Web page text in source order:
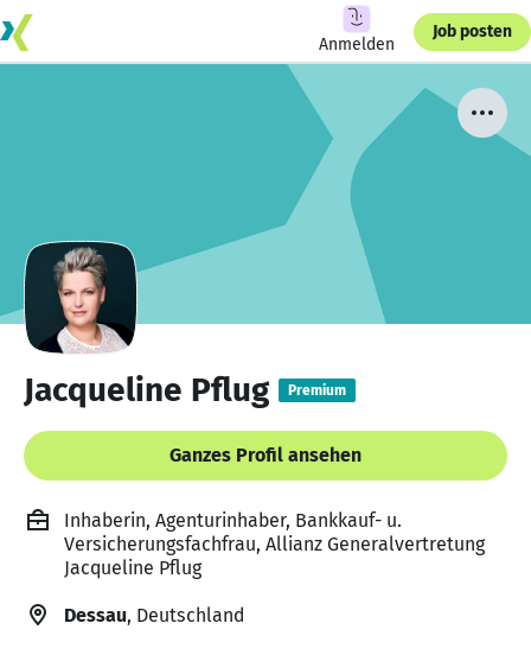
Anmelden
Job posten
Jacqueline Pflug Premium
Ganzes Profil ansehen
Inhaberin, Agenturinhaber, Bankkauf- u.
Versicherungsfachfrau, Allianz Generalvertretung
Jacqueline Pflug
Dessau, Deutschland